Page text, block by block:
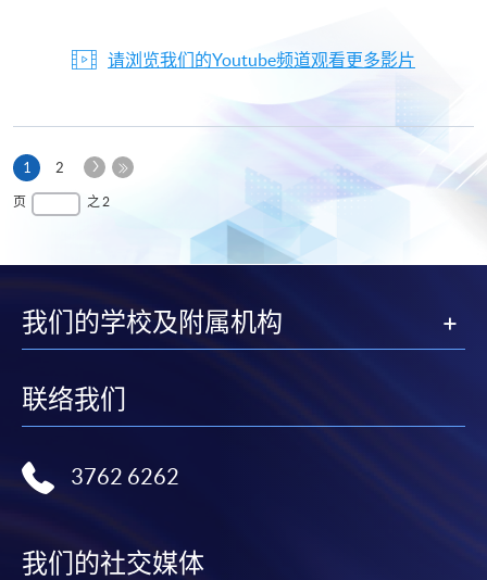
请浏览我们的Youtube频道观看更多影片
1 本
页
2
下
页
页 之 2
我们的学校及附属机构
联络我们
3762 6262
我们的社交媒体